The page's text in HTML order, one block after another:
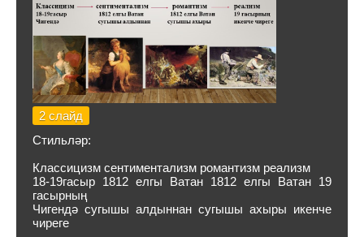
2 слайд
Стильләр:
Классицизм сентиментализм романтизм реализм
18-19гасыр 1812 елгы Ватан 1812 елгы Ватан 19
гасырның
Чигендә сугышы алдыннан сугышы ахыры икенче
чиреге